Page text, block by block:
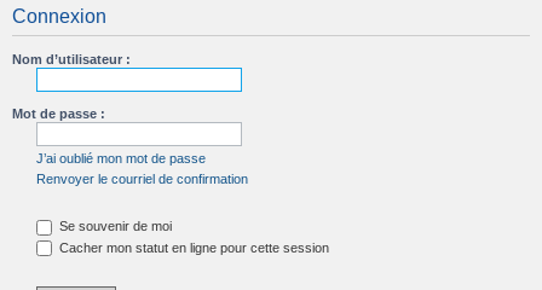
Connexion
Nom d’utilisateur :
Mot de passe :
J’ai oublié mon mot de passe
Renvoyer le courriel de confirmation
Se souvenir de moi
Cacher mon statut en ligne pour cette session